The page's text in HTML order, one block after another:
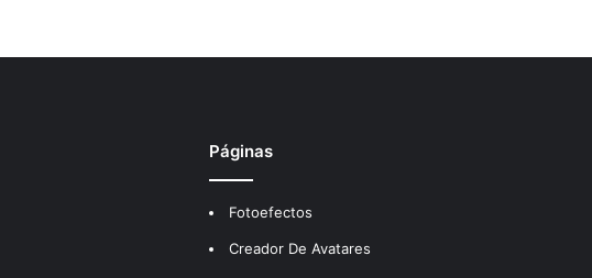
Páginas
Fotoefectos
Creador De Avatares